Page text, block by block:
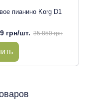
пианино Korg D1
грн/шт. 35 850 грн